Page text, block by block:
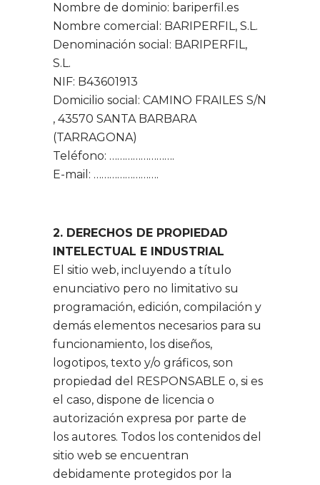
Nombre de dominio: bariperfil.es
Nombre comercial: BARIPERFIL, S.L.
Denominación social: BARIPERFIL,
S.L.
NIF: B43601913
Domicilio social: CAMINO FRAILES S/N
, 43570 SANTA BARBARA
(TARRAGONA)
Teléfono: …………………….
E-mail: …………………….
2. DERECHOS DE PROPIEDAD
INTELECTUAL E INDUSTRIAL
El sitio web, incluyendo a título
enunciativo pero no limitativo su
programación, edición, compilación y
demás elementos necesarios para su
funcionamiento, los diseños,
logotipos, texto y/o gráficos, son
propiedad del RESPONSABLE o, si es
el caso, dispone de licencia o
autorización expresa por parte de
los autores. Todos los contenidos del
sitio web se encuentran
debidamente protegidos por la